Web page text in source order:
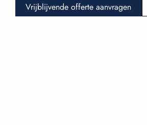
Vrijblijvende offerte aanvragen